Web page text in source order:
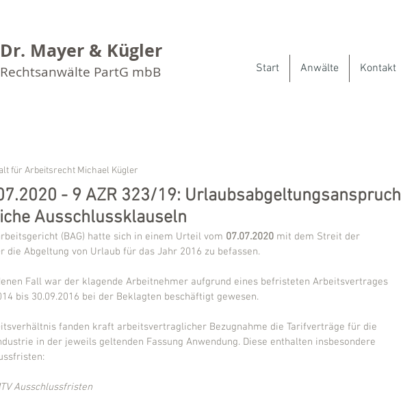
Dr. Mayer & Kügler
Rechtsanwälte PartG mbB Start Anwälte Kontakt
- 9 AZR 323/19: Urlaubsabgeltungsanspruch
Ausschlussklauseln
für Arbeitsrecht Michael Kügler
(BAG) hatte sich in einem Urteil vom 07.07.2020 mit dem Streit der
die Abgeltung von Urlaub für das Jahr 2016 zu befassen.
Fall war der klagende Arbeitnehmer aufgrund eines befristeten Arbeitsvertrages
bis 30.09.2016 bei der Beklagten beschäftigt gewesen.
fanden kraft arbeitsvertraglicher Bezugnahme die Tarifverträge für die
in der jeweils geltenden Fassung Anwendung. Diese enthalten insbesondere
Ausschlussfristen